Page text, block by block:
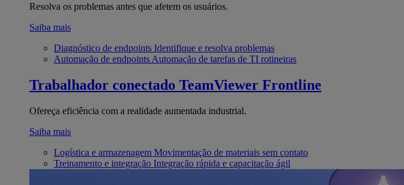
Resolva os problemas antes que afetem os usuários.
Saiba mais
Diagnóstico de endpoints Identifique e resolva problemas
Automação de endpoints Automação de tarefas de TI rotineiras
Trabalhador conectado TeamViewer Frontline
Ofereça eficiência com a realidade aumentada industrial.
Saiba mais
Logística e armazenagem Movimentação de materiais sem contato
Treinamento e integração Integração rápida e capacitação ágil